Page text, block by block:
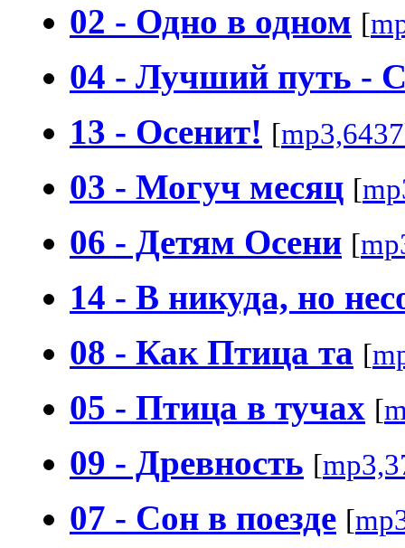
02 - Одно в одном [
04 - Лучший путь -
13 - Осенит! [
03 - Могуч месяц [
06 - Детям Осени [
14 - В никуда, но
08 - Как Птица та [
05 - Птица в тучах [
09 - Древность [
07 - Сон в поезде [